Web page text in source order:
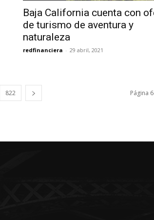
Baja California cuenta con
de turismo de aventura y
naturaleza
redfinanciera - 29 abril, 2021
822 Página